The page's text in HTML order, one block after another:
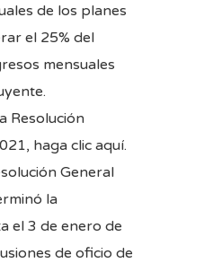
de los planes
el 25% del
mensuales
Resolución
haga clic aquí.
General
la
el 3 de enero de
de oficio de